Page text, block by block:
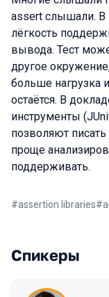
assert слышали. В
лёгкость
вывода. Тест
другое
больше нагрузка
остаётся. В
инструменты
позволяют
проще
поддерживать.
#assertion libraries#
Спикеры